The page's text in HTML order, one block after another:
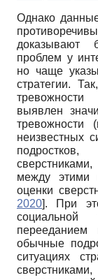
Однако
доказывают
проблем у
но чаще
стратегии.
выявлен
тревожности
неизвестных
между этими
оценки
2020]. При
социальной
обычные
ситуациях